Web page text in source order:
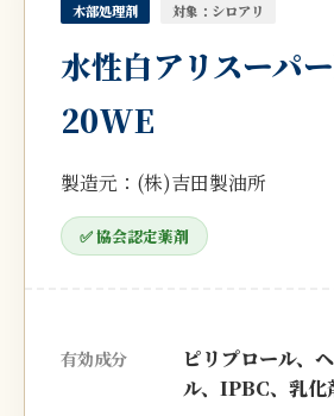
木部処理剤 対象：シロアリ
水性白アリスーパ
20WE
製造元：(株)吉田製油所
✅ 協会認定薬剤
有効成分
ピリプロール、
ル、IPBC、乳化